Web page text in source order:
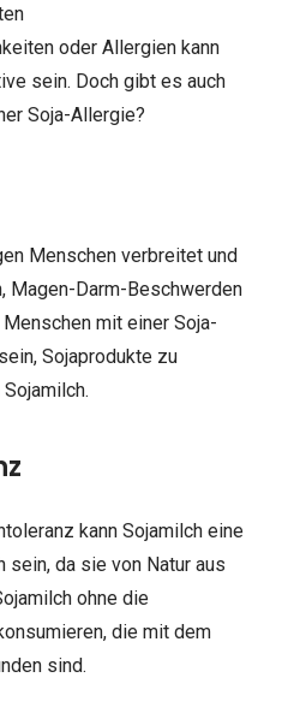
oder Allergien kann
sein. Doch gibt es auch
Soja-Allergie?
Menschen verbreitet und
Magen-Darm-Beschwerden
mit einer Soja-
Sojaprodukte zu
kann Sojamilch eine
sein, da sie von Natur aus
ohne die
die mit dem
sind.